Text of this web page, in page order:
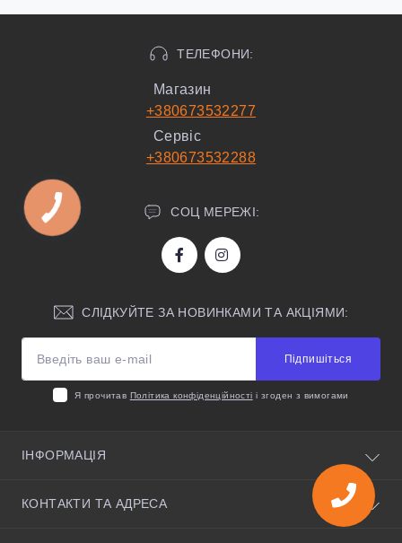
ТЕЛЕФОНИ:
Магазин
+380673532277
Сервіс
+380673532288
СОЦ МЕРЕЖІ:
СЛІДКУЙТЕ ЗА НОВИНКАМИ ТА АКЦІЯМИ:
Підпишіться
Я прочитав Політика конфіденційності і згоден з вимогами
ІНФОРМАЦІЯ
Корисні поради
КОНТАКТИ ТА АДРЕСА